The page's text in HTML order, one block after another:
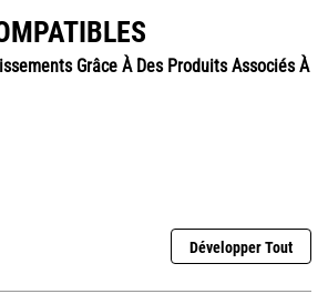
Grâce À Des Produits Associés À
Développer Tout